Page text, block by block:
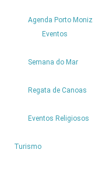
Agenda Porto Moniz
Eventos
Semana do Mar
Regata de Canoas
Eventos Religiosos
Turismo
marca presença em Cabo
O Espaço de
três arquipélagos,
Regiões
desenvolvimento
sua dependência
desvantagens que
Além disso, existe
territórios de que fazem
De referir que da Região
Moniz integra esta
fundos provenientes de
atividades de natureza
trabalhar num projeto de